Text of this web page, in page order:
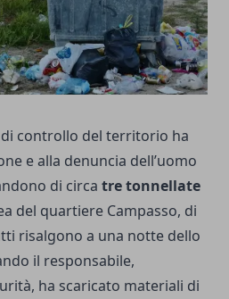
di controllo del territorio ha
e alla denuncia dell’uomo
di circa tre tonnellate
del quartiere Campasso, di
risalgono a una notte dello
il responsabile,
ha scaricato materiali di